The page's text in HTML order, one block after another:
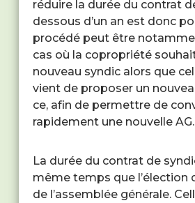
réduire la durée du contrat
dessous d’un an est donc
procédé peut être
cas où la copropriété
nouveau syndic alors que
vient de proposer un
ce, afin de permettre de
rapidement une nouvelle AG.
La durée du contrat de
même temps que l’élection
de l’assemblée générale.